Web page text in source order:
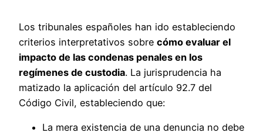
Los tribunales españoles han ido estableciendo
criterios interpretativos sobre cómo evaluar el
impacto de las condenas penales en los
regímenes de custodia. La jurisprudencia ha
matizado la aplicación del artículo 92.7 del
Código Civil, estableciendo que:
La mera existencia de una denuncia no debe